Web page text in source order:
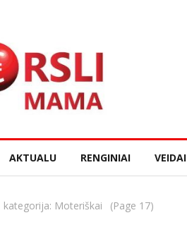
AKTUALU RENGINIAI VEIDAI
kategorija: Moteriškai (Page 17)